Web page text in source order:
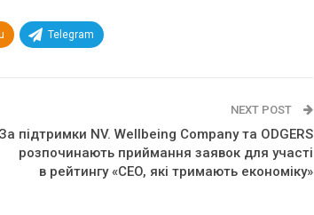
Telegram
NEXT POST
За підтримки NV. Wellbeing Company та ODGERS
розпочинають приймання заявок для участі
в рейтингу «CEO, які тримають економіку»